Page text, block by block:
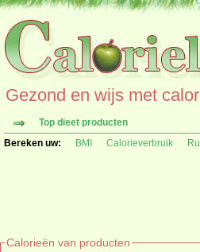
Gezond en wijs met
Top dieet producten
Bereken uw:
BMI Calorieverbruik
Calorieën van producten